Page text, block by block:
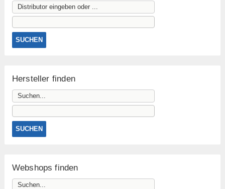
Hersteller finden
Webshops finden